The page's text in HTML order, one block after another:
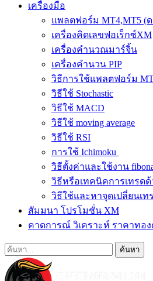
เครื่องมือ
แพลตฟอร์ม MT4,MT5 (
เครื่องคิดเลขฟอเร็กซ์XM
เครื่องคำนวณมาร์จิ้น
เครื่องคำนวน PIP
วิธีการใช้แพลตฟอร์ม
วิธีใช้ Stochastic
วิธีใช้ MACD
วิธีใช้ moving average
วิธีใช้ RSI
การใช้ Ichimoku
วิธีตั้งค่าและใช้งาน
วิธีหรือเทคนิคการเทรดด้
วิธีใช้และหาจุดเปลี่ยนเท
สัมมนา โปรโมชั่น XM
คาดการณ์ วิเคราะห์ ราคาทอง